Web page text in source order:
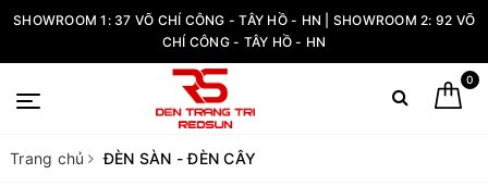
SHOWROOM 1: 37 VÕ CHÍ CÔNG - TÂY HỒ - HN | SHOWROOM 2: 92 VÕ
CHÍ CÔNG - TÂY HỒ - HN
0
Trang chủ ĐÈN SÀN - ĐÈN CÂY